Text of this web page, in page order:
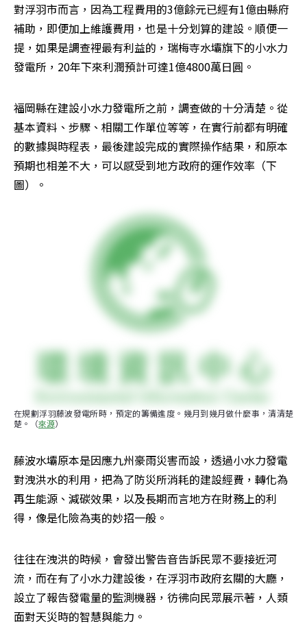
對浮羽市而言，因為工程費用的3億餘元已經有1億由縣府
補助，即便加上維護費用，也是十分划算的建設。順便一
提，如果是調查裡最有利益的，瑞梅寺水壩旗下的小水力
發電所，20年下來利潤預計可達1億4800萬日圓。
福岡縣在建設小水力發電所之前，調查做的十分清楚。從
基本資料、步驟、相關工作單位等等，在實行前都有明確
的數據與時程表，最後建設完成的實際操作結果，和原本
預期也相差不大，可以感受到地方政府的運作效率（下
圖）。
在規劃浮羽藤波發電所時，預定的籌備進度。幾月到幾月做什麼事，清清楚
楚。（來源）
藤波水壩原本是因應九州豪雨災害而設，透過小水力發電
對洩洪水的利用，把為了防災所消耗的建設經費，轉化為
再生能源、減碳效果，以及長期而言地方在財務上的利
得，像是化險為夷的妙招一般。
往往在洩洪的時候，會發出警告音告訴民眾不要接近河
流，而在有了小水力建設後，在浮羽市政府玄關的大廳，
設立了報告發電量的監測機器，彷彿向民眾展示著，人類
面對天災時的智慧與能力。